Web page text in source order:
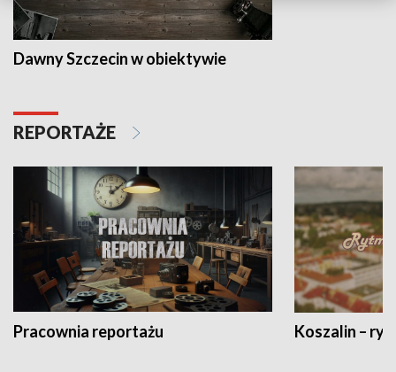
Dawny Szczecin w obiektywie
REPORTAŻE
Pracownia reportażu Koszalin –